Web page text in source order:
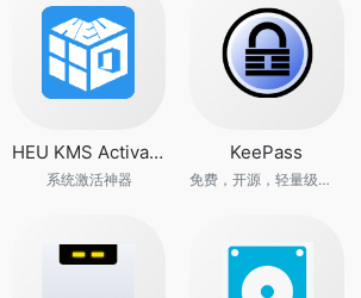
HEU KMS Activator
系统激活神器
KeePass
免费，开源，轻量级且易于使用的密码管理器。